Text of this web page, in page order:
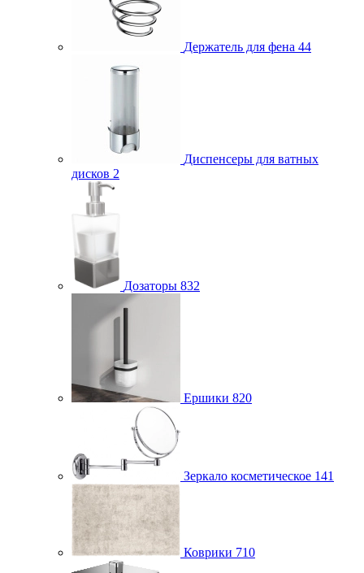
Держатель для фена 44
Диспенсеры для ватных
дисков 2
Дозаторы 832
Ершики 820
Зеркало косметическое 141
Коврики 710